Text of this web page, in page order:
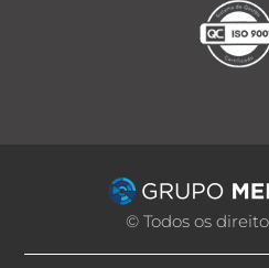
© Todos os